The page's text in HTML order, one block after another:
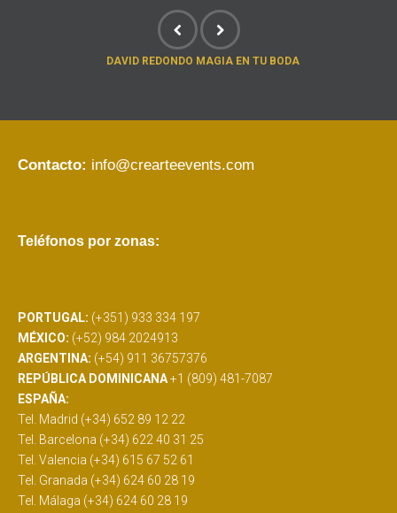
DAVID REDONDO MAGIA EN TU BODA
Contacto: info@crearteevents.com
Teléfonos por zonas:
PORTUGAL: (+351) 933 334 197
MÉXICO: (+52) 984 2024913
ARGENTINA: (+54) 911 36757376
REPÚBLICA DOMINICANA+1 (809) 481-7087
ESPAÑA:
Tel. Madrid (+34) 652 89 12 22
Tel. Barcelona (+34) 622 40 31 25
Tel. Valencia (+34) 615 67 52 61
Tel. Granada (+34) 624 60 28 19
Tel. Málaga (+34) 624 60 28 19